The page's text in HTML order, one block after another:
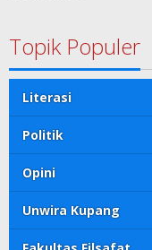
Topik Populer
Literasi
Politik
Opini
Unwira Kupang